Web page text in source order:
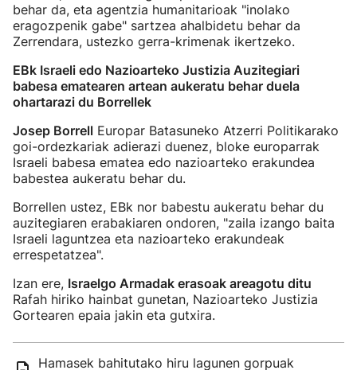
behar da, eta agentzia humanitarioak "inolako
eragozpenik gabe" sartzea ahalbidetu behar da
Zerrendara, ustezko gerra-krimenak ikertzeko.
EBk Israeli edo Nazioarteko Justizia Auzitegiari
babesa ematearen artean aukeratu behar duela
ohartarazi du Borrellek
Josep Borrell Europar Batasuneko Atzerri Politikarako
goi-ordezkariak adierazi duenez, bloke europarrak
Israeli babesa ematea edo nazioarteko erakundea
babestea aukeratu behar du.
Borrellen ustez, EBk nor babestu aukeratu behar du
auzitegiaren erabakiaren ondoren, "zaila izango baita
Israeli laguntzea eta nazioarteko erakundeak
errespetatzea".
Izan ere, Israelgo Armadak erasoak areagotu ditu
Rafah hiriko hainbat gunetan, Nazioarteko Justizia
Gortearen epaia jakin eta gutxira.
Hamasek bahitutako hiru lagunen gorpuak